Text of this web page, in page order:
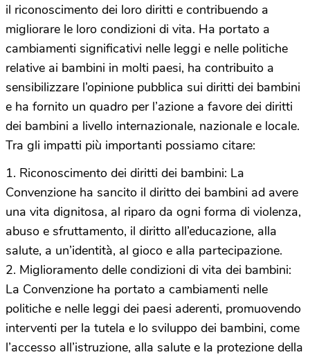
il riconoscimento dei loro diritti e contribuendo a
migliorare le loro condizioni di vita. Ha portato a
cambiamenti significativi nelle leggi e nelle politiche
relative ai bambini in molti paesi, ha contribuito a
sensibilizzare l’opinione pubblica sui diritti dei bambini
e ha fornito un quadro per l’azione a favore dei diritti
dei bambini a livello internazionale, nazionale e locale.
Tra gli impatti più importanti possiamo citare:
1. Riconoscimento dei diritti dei bambini: La
Convenzione ha sancito il diritto dei bambini ad avere
una vita dignitosa, al riparo da ogni forma di violenza,
abuso e sfruttamento, il diritto all’educazione, alla
salute, a un’identità, al gioco e alla partecipazione.
2. Miglioramento delle condizioni di vita dei bambini:
La Convenzione ha portato a cambiamenti nelle
politiche e nelle leggi dei paesi aderenti, promuovendo
interventi per la tutela e lo sviluppo dei bambini, come
l’accesso all’istruzione, alla salute e la protezione della